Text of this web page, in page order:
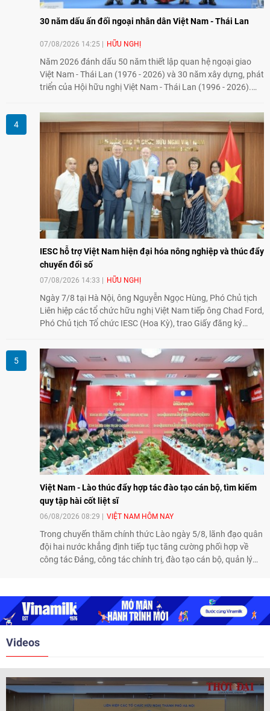
30 năm dấu ấn đối ngoại nhân dân Việt Nam - Thái Lan
07/08/2026 14:25 HỮU NGHỊ
Năm 2026 đánh dấu 50 năm thiết lập quan hệ ngoại giao
Việt Nam - Thái Lan (1976 - 2026) và 30 năm xây dựng, phát
triển của Hội hữu nghị Việt Nam - Thái Lan (1996 - 2026).
tình hữu nghị, đồng thời từng bước mở rộng hoạt động từ
giao lưu truyền thống sang kết nối địa phương, doanh
nghiệp, giáo dục, văn hóa và thế hệ trẻ, góp phần tăng
cường sự hiểu biết và hợp tác giữa nhân dân hai nước.
IESC hỗ trợ Việt Nam hiện đại hóa nông nghiệp và thúc đẩy
chuyển đổi số
07/08/2026 14:33 HỮU NGHỊ
Ngày 7/8 tại Hà Nội, ông Nguyễn Ngọc Hùng, Phó Chủ tịch
Liên hiệp các tổ chức hữu nghị Việt Nam tiếp ông Chad Ford,
Phó Chủ tịch Tổ chức IESC (Hoa Kỳ), trao Giấy đăng ký
đổi về định hướng triển khai Dự án "Mở rộng Thương mại
Nông nghiệp và An toàn thực phẩm Hoa Kỳ - Việt Nam",
hướng tới thúc đẩy chuyển đổi số, hiện đại hóa nông nghiệp
và mở rộng hợp tác phát triển giữa hai nước.
Việt Nam - Lào thúc đẩy hợp tác đào tạo cán bộ, tìm kiếm
quy tập hài cốt liệt sĩ
06/08/2026 08:29 VIỆT NAM HÔM NAY
Trong chuyến thăm chính thức Lào ngày 5/8, lãnh đạo quân
đội hai nước khẳng định tiếp tục tăng cường phối hợp về
công tác Đảng, công tác chính trị, đào tạo cán bộ, quản lý
Videos